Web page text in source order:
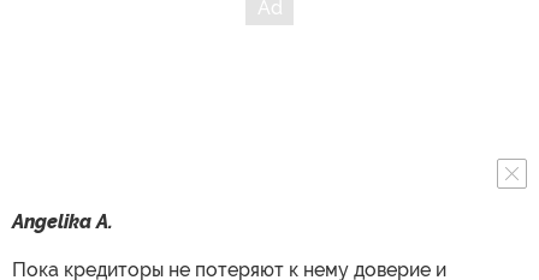
Angelika A.
Пока кредиторы не потеряют к нему доверие и